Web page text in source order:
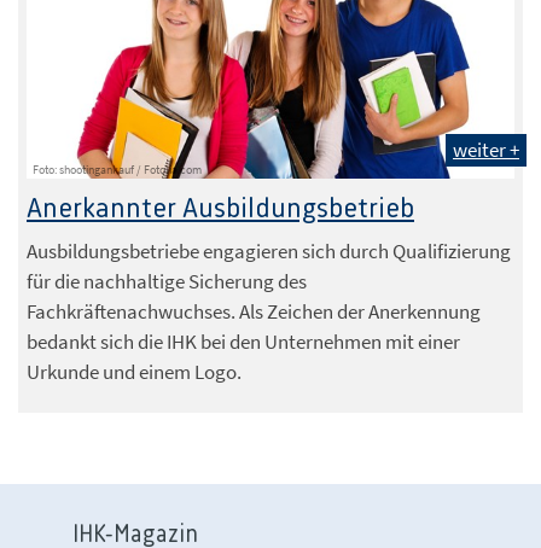
Foto: shootingankauf / Fotolia.com
weiter +
Anerkannter Ausbildungsbetrieb
Ausbildungsbetriebe engagieren sich durch Qualifizierung
für die nachhaltige Sicherung des
Fachkräftenachwuchses. Als Zeichen der Anerkennung
bedankt sich die IHK bei den Unternehmen mit einer
Urkunde und einem Logo.
IHK-Magazin